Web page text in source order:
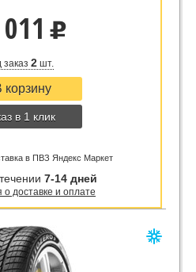
u
заказ 2шт.
в 1 клик
в ПВЗ Яндекс Маркет
7-14 дней
доставке и оплате